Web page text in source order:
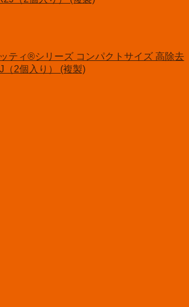
ティ®シリーズ コンパクトサイズ 高除去
（2個入り） (複製)